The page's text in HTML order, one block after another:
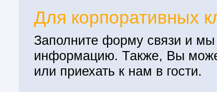
Для корпоративных
Заполните форму связи и
информацию. Также, Вы
или приехать к нам в гости.